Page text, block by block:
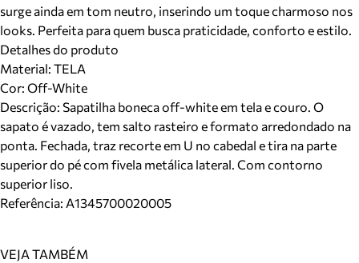
surge ainda em tom neutro, inserindo um toque charmoso nos
looks. Perfeita para quem busca praticidade, conforto e estilo.
Detalhes do produto
Material: TELA
Cor: Off-White
Descrição: Sapatilha boneca off-white em tela e couro. O
sapato é vazado, tem salto rasteiro e formato arredondado na
ponta. Fechada, traz recorte em U no cabedal e tira na parte
superior do pé com fivela metálica lateral. Com contorno
superior liso.
Referência: A1345700020005
VEJA TAMBÉM